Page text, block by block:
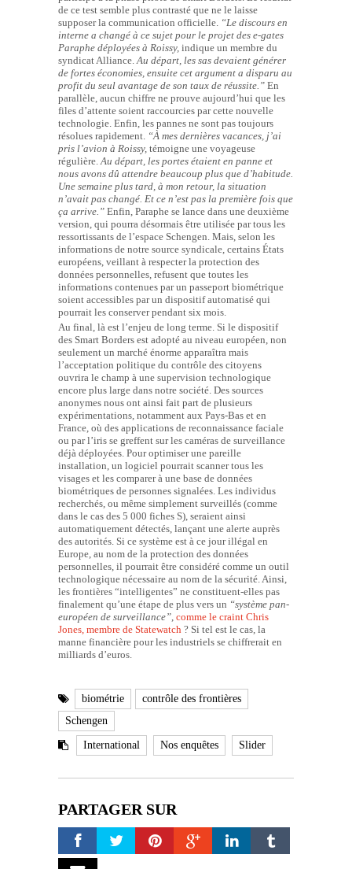
de ce test semble plus contrasté que ne le laisse
supposer la communication officielle. “Le discours en
interne a changé à ce sujet pour le projet des e-gates
Paraphe déployées à Roissy, indique un membre du
syndicat Alliance.Au départ, les sas devaient générer
de fortes économies, ensuite cet argument a disparu au
profit du seul avantage de son taux de réussite.” En
parallèle, aucun chiffre ne prouve aujourd’hui que les
files d’attente soient raccourcies par cette nouvelle
technologie. Enfin, les pannes ne sont pas toujours
résolues rapidement. “À mes dernières vacances, j’ai
pris l’avion à Roissy, témoigne une voyageuse
régulière.Au départ, les portes étaient en panne et
nous avons dû attendre beaucoup plus que d’habitude.
Une semaine plus tard, à mon retour, la situation
n’avait pas changé. Et ce n’est pas la première fois que
ça arrive.” Enfin, Paraphe se lance dans une deuxième
version, qui pourra désormais être utilisée par tous les
ressortissants de l’espace Schengen. Mais, selon les
informations de notre source syndicale, certains États
européens, veillant à respecter la protection des
données personnelles, refusent que toutes les
informations contenues par un passeport biométrique
soient accessibles par un dispositif automatisé qui
pourrait les conserver pendant six mois.
Au final, là est l’enjeu de long terme. Si le dispositif
des Smart Borders est adopté au niveau européen, non
seulement un marché énorme apparaîtra mais
l’acceptation politique du contrôle des citoyens
ouvrira le champ à une supervision technologique
encore plus large dans notre société. Des sources
anonymes nous ont ainsi fait part de plusieurs
expérimentations, notamment aux Pays-Bas et en
France, où des applications de reconnaissance faciale
ou par l’iris se greffent sur les caméras de surveillance
déjà déployées. Pour optimiser une pareille
installation, un logiciel pourrait scanner tous les
visages et les comparer à une base de données
biométriques de personnes signalées. Les individus
recherchés, ou même simplement surveillés (comme
dans le cas des 5 000 fiches S), seraient ainsi
automatiquement détectés, lançant une alerte auprès
des autorités. Si ce système est à ce jour illégal en
Europe, au nom de la protection des données
personnelles, il pourrait être considéré comme un outil
technologique nécessaire au nom de la sécurité. Ainsi,
les frontières “intelligentes” ne constituent-elles pas
finalement qu’une étape de plus vers un “système pan-
européen de surveillance” comme le craint Chris
Jones, membre de Statewatch ? Si tel est le cas, la
manne financière pour les industriels se chiffrerait en
milliards d’euros.
biométrie
contrôle des frontières
Schengen
International Nos enquêtes Slider
PARTAGER SUR